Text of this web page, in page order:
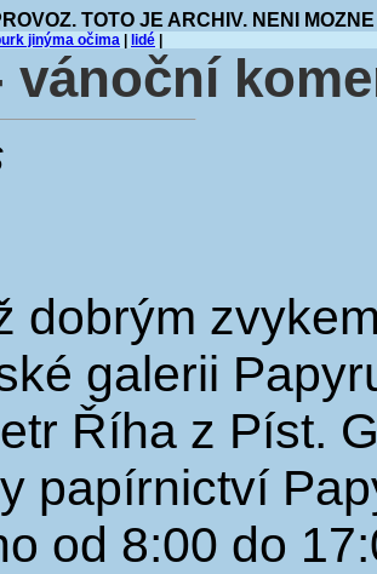
TOTO JE ARCHIV. NENI
jinýma očima lidé
vánoční
dobrým
galerii
Říha z Píst.
papírnictví
od 8:00 do